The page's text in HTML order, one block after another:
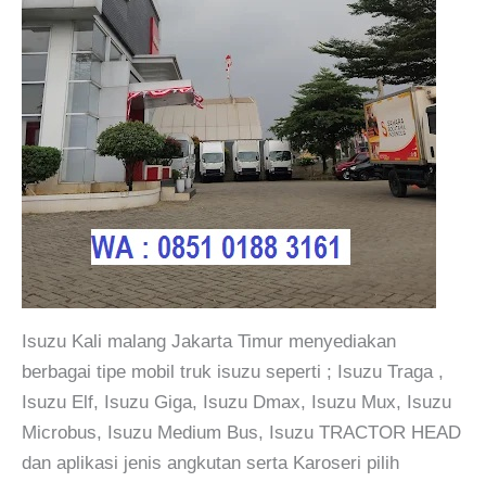
Isuzu Kali malang Jakarta Timur menyediakan
berbagai tipe mobil truk isuzu seperti ; Isuzu Traga ,
Isuzu Elf, Isuzu Giga, Isuzu Dmax, Isuzu Mux, Isuzu
Microbus, Isuzu Medium Bus, Isuzu TRACTOR HEAD
dan aplikasi jenis angkutan serta Karoseri pilih